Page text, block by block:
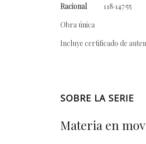
Racional
118·147·55
Obra única
Incluye certificado de
SOBRE LA SERIE
Materia en